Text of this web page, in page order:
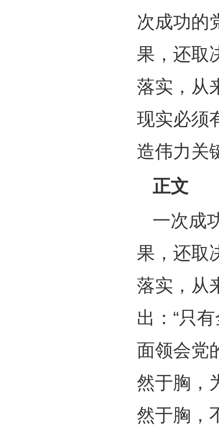
次成功的
果，还取
落实，从
现实必须
造伟力关
正文
一次成
果，还取
落实，从
出：“只
面领会党
然于胸，
然于胸，